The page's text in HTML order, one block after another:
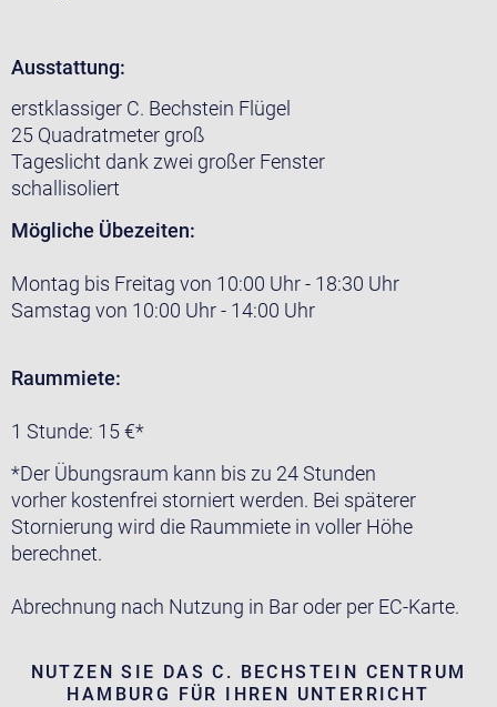
Ausstattung:
erstklassiger C. Bechstein Flügel
25 Quadratmeter groß
Tageslicht dank zwei großer Fenster
schallisoliert
Mögliche Übezeiten:
Montag bis Freitag von 10:00 Uhr - 18:30 Uhr
Samstag von 10:00 Uhr - 14:00 Uhr
Raummiete:
1 Stunde: 15 €*
*Der Übungsraum kann bis zu 24 Stunden
vorher kostenfrei storniert werden. Bei späterer
Stornierung wird die Raummiete in voller Höhe
berechnet.
Abrechnung nach Nutzung in Bar oder per EC-Karte.
NUTZEN SIE DAS C. BECHSTEIN CENTRUM
HAMBURG FÜR IHREN UNTERRICHT